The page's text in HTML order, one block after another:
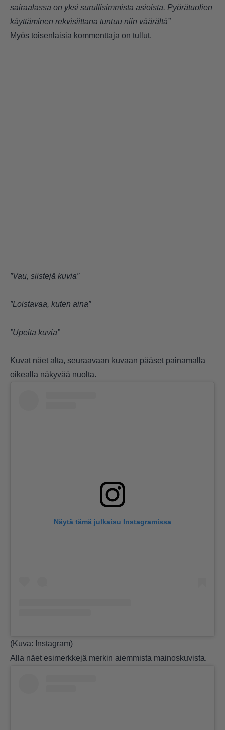
sairaalassa on yksi surullisimmista asioista. Pyörätuolien
käyttäminen rekvisiittana tuntuu niin väärältä”
Myös toisenlaisia kommenttaja on tullut.
”Vau, siistejä kuvia”
”Loistavaa, kuten aina”
”Upeita kuvia”
Kuvat näet alta, seuraavaan kuvaan pääset painamalla
oikealla näkyvää nuolta.
Näytä tämä julkaisu Instagramissa
(Kuva: Instagram)
Alla näet esimerkkejä merkin aiemmista mainoskuvista.